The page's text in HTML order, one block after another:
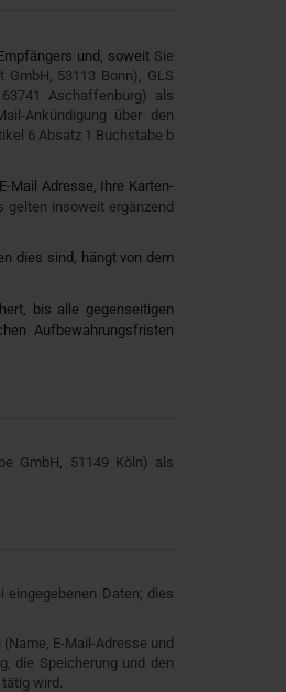
und, soweit Sie
53113 Bonn), GLS
Aschaffenburg) als
Ankündigung über den
6 Absatz 1 Buchstabe b
Mail Adresse, Ihre Karten-
gelten insoweit ergänzend
dies sind, hängt von dem
bis alle gegenseitigen
Aufbewahrungsfristen
GmbH, 51149 Köln) als
eingegebenen Daten; dies
E-Mail-Adresse und
die Speicherung und den
wird.